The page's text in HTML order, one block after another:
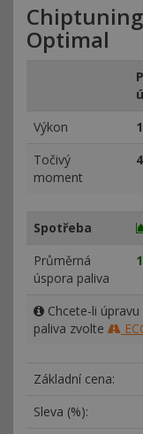
Optimal
Výkon
Točivý
moment
Spotřeba
Průměrná
úspora paliva
Chcete-li
paliva zvolte
Základní cena:
Sleva (%):